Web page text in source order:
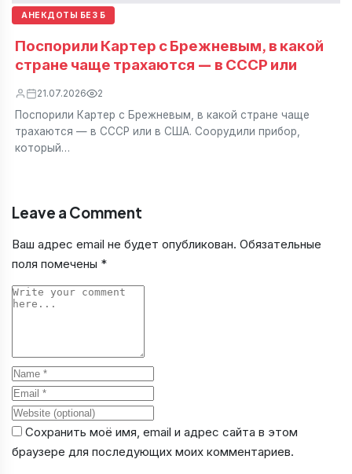
АНЕКДОТЫ БЕЗ Б
Поспорили Картер с Брежневым, в какой
стране чаще трахаются — в СССР или
21.07.2026 2
Поспорили Картер с Брежневым, в какой стране чаще
трахаются — в СССР или в США. Соорудили прибор,
который…
Leave a Comment
Ваш адрес email не будет опубликован. Обязательные
поля помечены *
Comment
Name
Email
Website
Сохранить моё имя, email и адрес сайта в этом
браузере для последующих моих комментариев.